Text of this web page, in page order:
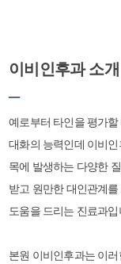
이비인후과 소개
─
예로부터 타인을 평가
대화의 능력인데 이비
목에 발생하는 다양한
받고 원만한 대인관계
도움을 드리는 진료과입
본원 이비인후과는 이